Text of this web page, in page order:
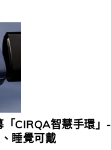
CIRQA智慧手環」
睡覺可戴